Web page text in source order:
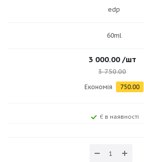
edp
60ml
3 000.00 /шт
3 750.00
Економія 750.00
Є в наявності